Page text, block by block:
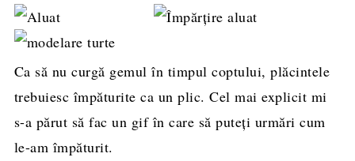
Ca să nu curgă gemul în timpul coptului, plăcintele
trebuiesc împăturite ca un plic. Cel mai explicit mi
s-a părut să fac un gif în care să puteți urmări cum
le-am împăturit.